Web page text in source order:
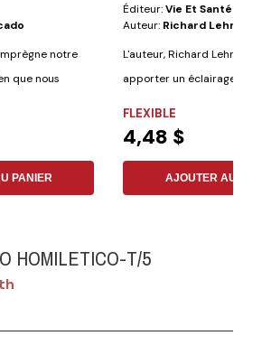
notre
que nous
PANIER
Éditeur:Vie Et Santé
Auteur: Richard Lehmann
L'auteur, Richard
apporter un éclairage sur
FLEXIBLE
4,48 $
AJOUTER AU
HOMILETICO-T/5